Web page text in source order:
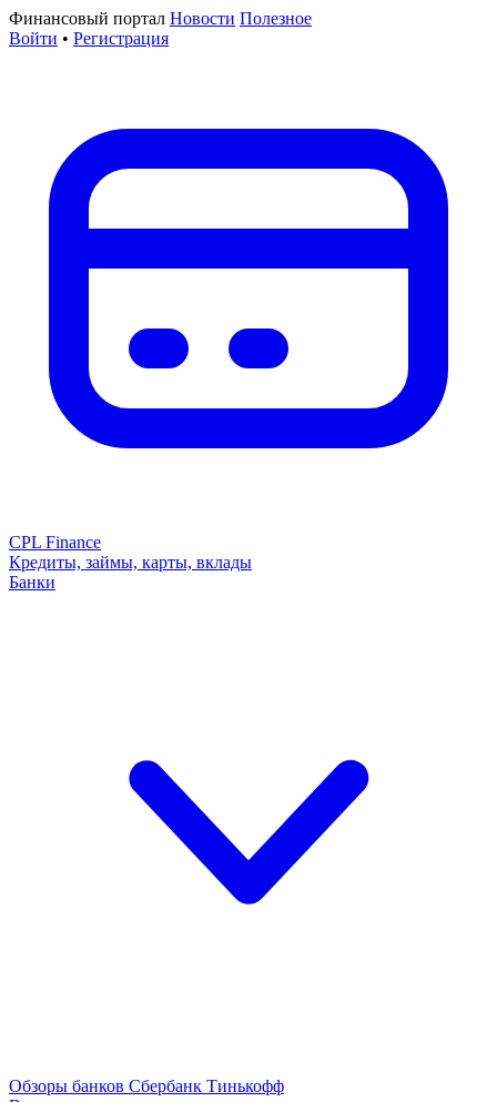
Финансовый портал Новости Полезное
Войти • Регистрация
CPL Finance
Кредиты, займы, карты, вклады
Банки
Обзоры банков Сбербанк Тинькофф